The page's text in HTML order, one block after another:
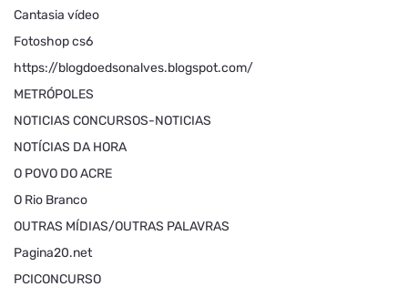
Cantasia vídeo
Fotoshop cs6
https://blogdoedsonalves.blogspot.com/
METRÓPOLES
NOTICIAS CONCURSOS-NOTICIAS
NOTÍCIAS DA HORA
O POVO DO ACRE
O Rio Branco
OUTRAS MÍDIAS/OUTRAS PALAVRAS
Pagina20.net
PCICONCURSO